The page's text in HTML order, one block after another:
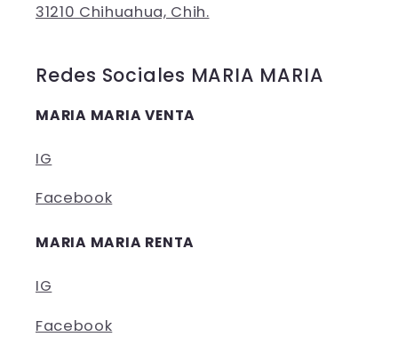
31210 Chihuahua, Chih.
Redes Sociales MARIA MARIA
MARIA MARIA VENTA
IG
Facebook
MARIA MARIA RENTA
IG
Facebook